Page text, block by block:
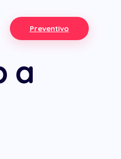
Preventivo
a